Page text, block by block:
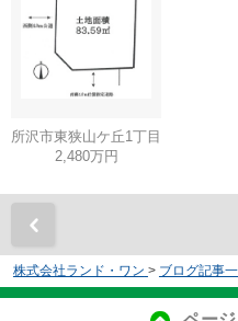
所沢市東狭山ケ丘1丁目
2,480万円
株式会社ランド・ワン > ブログ記事